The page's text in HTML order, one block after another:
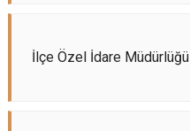
İlçe Özel İdare Müdürlüğü